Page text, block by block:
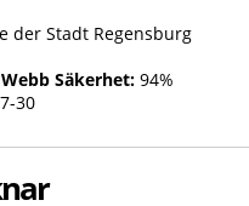
der Stadt Regensburg
Webb Säkerhet: 94%
30